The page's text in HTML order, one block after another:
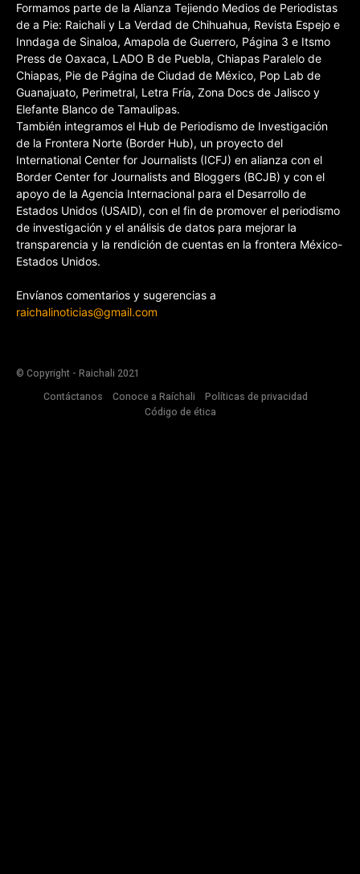
Formamos parte de la Alianza Tejiendo Medios de Periodistas
de a Pie: Raichali y La Verdad de Chihuahua, Revista Espejo e
Inndaga de Sinaloa, Amapola de Guerrero, Página 3 e Itsmo
Press de Oaxaca, LADO B de Puebla, Chiapas Paralelo de
Chiapas, Pie de Página de Ciudad de México, Pop Lab de
Guanajuato, Perimetral, Letra Fría, Zona Docs de Jalisco y
Elefante Blanco de Tamaulipas.
También integramos el Hub de Periodismo de Investigación
de la Frontera Norte (Border Hub), un proyecto del
International Center for Journalists (ICFJ) en alianza con el
Border Center for Journalists and Bloggers (BCJB) y con el
apoyo de la Agencia Internacional para el Desarrollo de
Estados Unidos (USAID), con el fin de promover el periodismo
de investigación y el análisis de datos para mejorar la
transparencia y la rendición de cuentas en la frontera México-
Estados Unidos.
Envíanos comentarios y sugerencias a
raichalinoticias@gmail.com
© Copyright - Raichali 2021
Contáctanos
Conoce a Raíchali
Políticas de privacidad
Código de ética